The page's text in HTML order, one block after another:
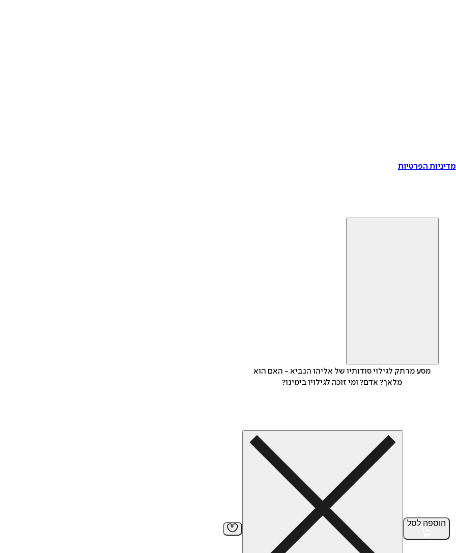
הפרטיות
מסע מרתק לגילוי סודותיו של אליהו הנביא - האם הוא
מלאך? אדם? ומי זוכה לגילויו בימינו?
הוספה לסל